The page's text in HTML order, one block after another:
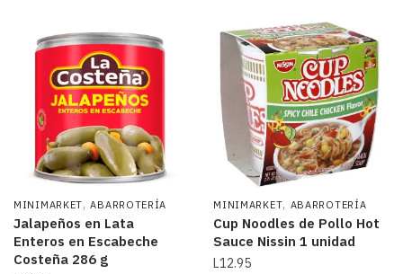
MINIMARKET,ABARROTERÍA
Jalapeños en Lata
Enteros en Escabeche
Costeña 286 g
MINIMARKET, ABARROTERÍA
Cup Noodles de Pollo Hot
Sauce Nissin 1 unidad
L12.95